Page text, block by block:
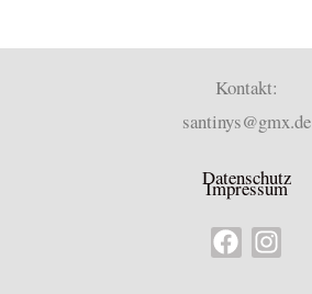
Kontakt:
santinys@gmx.de
Datenschutz
Impressum